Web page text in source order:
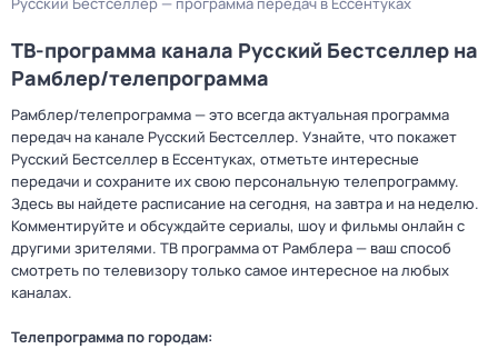
ТВ-программа канала Русский Бестселлер на
Рамблер/телепрограмма
Рамблер/телепрограмма — это всегда актуальная программа
передач на канале Русский Бестселлер. Узнайте, что покажет
Русский Бестселлер в Ессентуках, отметьте интересные
передачи и сохраните их свою персональную телепрограмму.
Здесь вы найдете расписание на сегодня, на завтра и на неделю.
Комментируйте и обсуждайте сериалы, шоу и фильмы онлайн с
другими зрителями. ТВ программа от Рамблера — ваш способ
смотреть по телевизору только самое интересное на любых
каналах.
Телепрограмма по городам: